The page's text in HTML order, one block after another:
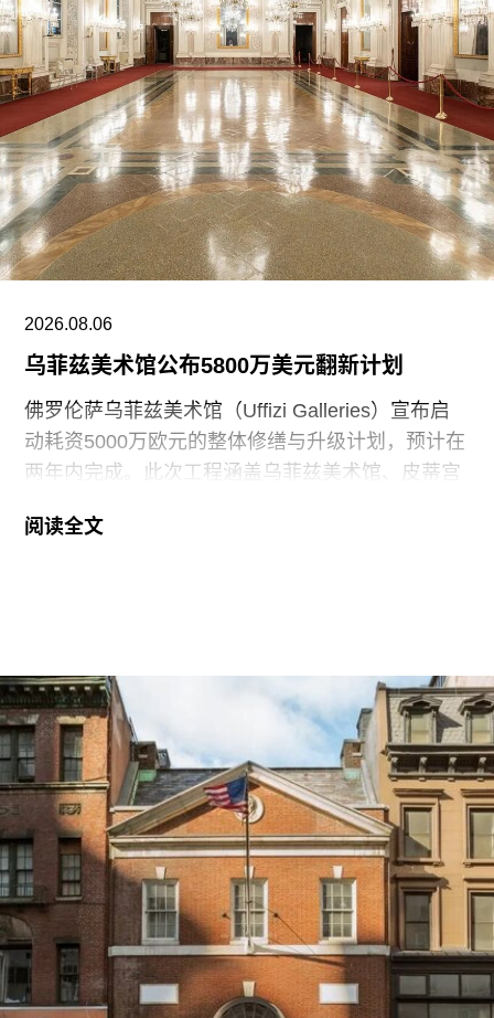
2026.08.06
乌菲兹美术馆公布5800万美元翻新计划
佛罗伦萨乌菲兹美术馆（Uffizi Galleries）宣布启
动耗资5000万欧元的整体修缮与升级计划，预计在
两年内完成。此次工程涵盖乌菲兹美术馆、皮蒂宫
三大馆区。目前，部分工程已陆续展开，并将分阶
恒湿系统。此外，馆方还将更新照明与展签系统、
重新规划展厅动线，引入新的观众服务项目。博物
馆亦将通过改善文物保存环境及强化安保措施，进
一步加强馆藏保护。
各馆区的重点工程包括：乌菲兹美术馆将新建接待
大厅，重新规划二楼的雕塑与绘画展陈。皮蒂宫将
修复鲜少对外开放的顶层空间，并将其改建为新的
展览场地。波波里花园已新增约3600株植物，海神
喷泉、岛屿喷泉及圆形露天剧场也正同步修复。剧
场完工后，将重新恢复举办公共演出。
阅读全文